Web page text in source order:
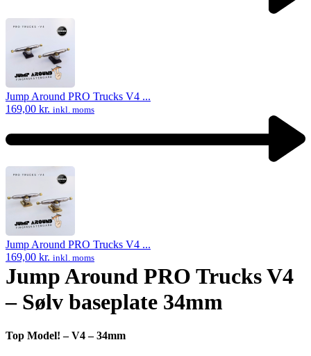
Previous
Jump Around PRO Trucks V4 ...
169,00 kr. inkl. moms
Next
Jump Around PRO Trucks V4 ...
169,00 kr. inkl. moms
Jump Around PRO Trucks V4
– Sølv baseplate 34mm
Top Model! – V4 – 34mm